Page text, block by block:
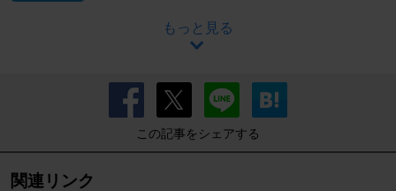
もっと見る
この記事をシェアする
関連リンク